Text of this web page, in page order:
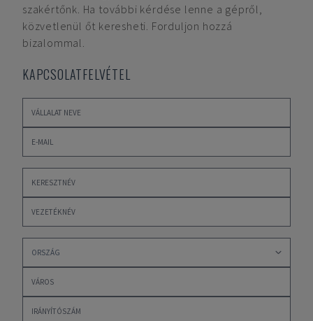
szakértőnk. Ha további kérdése lenne a gépről,
közvetlenül őt keresheti. Forduljon hozzá
bizalommal.
KAPCSOLATFELVÉTEL